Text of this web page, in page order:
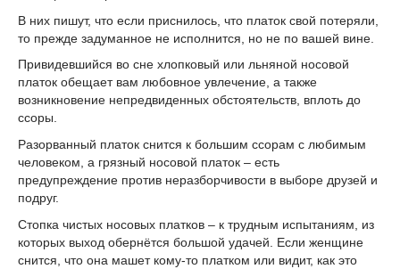
В них пишут, что если приснилось, что платок свой потеряли,
то прежде задуманное не исполнится, но не по вашей вине.
Привидевшийся во сне хлопковый или льняной носовой
платок обещает вам любовное увлечение, а также
возникновение непредвиденных обстоятельств, вплоть до
ссоры.
Разорванный платок снится к большим ссорам с любимым
человеком, а грязный носовой платок – есть
предупреждение против неразборчивости в выборе друзей и
подруг.
Стопка чистых носовых платков – к трудным испытаниям, из
которых выход обернётся большой удачей. Если женщине
снится, что она машет кому-то платком или видит, как это